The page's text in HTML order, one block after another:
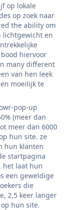
op lokale
op zoek naar
the ability om
lichtgewicht en
hiervoor
many different
van hen leek
moeilijk te
pop-up
(meer dan
meer dan 6000
hun site. ze
hun klanten
startpagina
het laat hun
een geweldige
die
2,5 keer langer
hun site.